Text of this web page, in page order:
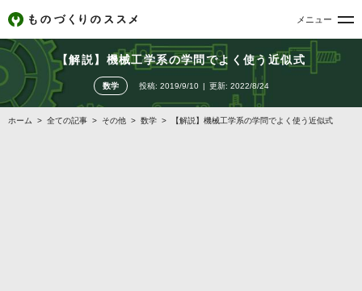
メニュー
【解説】機械工学系の学問でよく使う近似式
数学 投稿: 2019/9/10 更新: 2022/8/24
ホーム > 全ての記事 > その他 > 数学 > 【解説】機械工学系の学問でよく使う近似式